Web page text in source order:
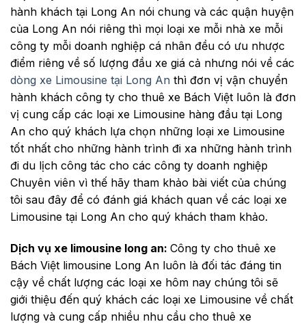
hành khách tại Long An nói chung và các quận huyện
của Long An nói riêng thì mọi loại xe mỗi nhà xe mỗi
công ty mỗi doanh nghiệp cá nhân đều có ưu nhược
điểm riêng về số lượng đầu xe giá cả nhưng nói về các
dòng xe Limousine tại Long An thì đơn vị vận chuyển
hành khách công ty cho thuê xe Bách Việt luôn là đơn
vị cung cấp các loại xe Limousine hàng đầu tại Long
An cho quý khách lựa chọn những loại xe Limousine
tốt nhất cho những hành trình đi xa những hành trình
đi du lịch công tác cho các công ty doanh nghiệp
Chuyên viên vì thế hãy tham khảo bài viết của chúng
tôi sau đây để có đánh giá khách quan về các loại xe
Limousine tại Long An cho quý khách tham khảo.
Dịch vụ xe limousine long an: Công ty cho thuê xe
Bách Việt limousine Long An luôn là đối tác đáng tin
cậy về chất lượng các loại xe hôm nay chúng tôi sẽ
giới thiệu đến quý khách các loại xe Limousine về chất
lượng và cung cấp nhiều nhu cầu cho thuê xe